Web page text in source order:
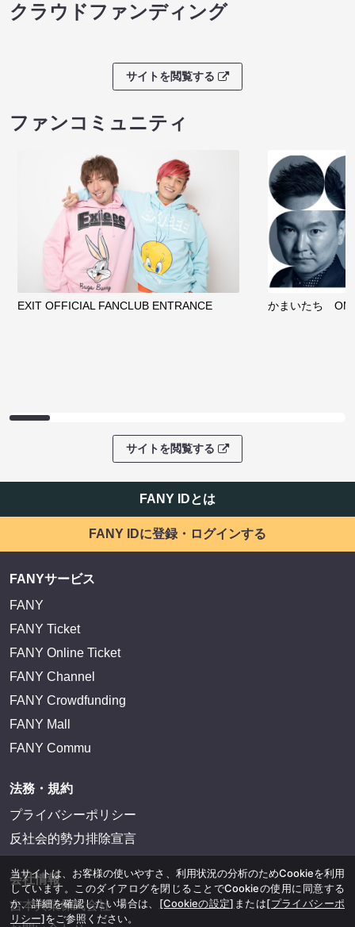
クラウドファンディング
サイトを閲覧する
ファンコミュニティ
EXIT OFFICIAL FANCLUB ENTRANCE かまいたち
サイトを閲覧する
FANY IDとは
FANY IDに登録・ログインする
FANYサービス
FANY
FANY Ticket
FANY Online Ticket
FANY Channel
FANY Crowdfunding
FANY Mall
FANY Commu
法務・規約
プライバシーポリシー
反社会的勢力排除宣言
会社情報
吉本興業株式会社
当サイトは、お客様の使いやすさ、利用状況の分析のためCookieを利用
しています。このダイアログを閉じることでCookieの使用に同意する
か、詳細を確認したい場合は、 [Cookieの設定] または[プライバシーポ
リシー]をご参照ください。